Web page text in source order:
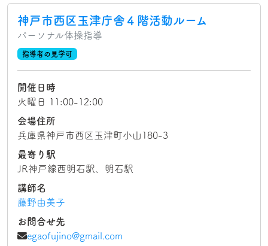
神戸市西区玉津庁舎４階活動ルーム
パーソナル体操指導
指導者の見学可
開催日時
火曜日 11:00-12:00
会場住所
兵庫県神戸市西区玉津町小山180-3
最寄り駅
JR神戸線西明石駅、明石駅
講師名
藤野由美子
お問合せ先
egaofujino@gmail.com